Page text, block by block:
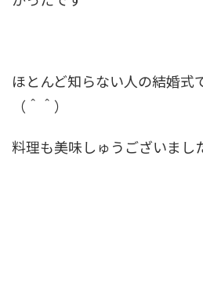
ほとんど知らない人の結婚式
（＾＾）
料理も美味しゅうございまし